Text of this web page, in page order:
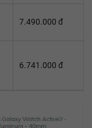
7.490.000 đ
6.741.000 đ